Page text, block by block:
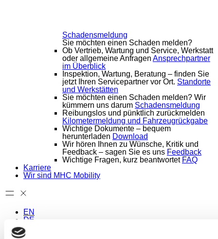
Schadensmeldung
Sie möchten einen Schaden melden?
Ob Vertrieb, Wartung und Service, Werkstatt
oder allgemeine Anfragen Ansprechpartner
im Überblick
Inspektion, Wartung, Beratung – finden Sie
jetzt Ihren Servicepartner vor Ort. Standorte
und Werkstätten
Sie möchten einen Schaden melden? Wir
kümmern uns darum Schadensmeldung
Reibungslos und pünktlich zurückmelden
Kilometermeldung und Fahrzeugrückgabe
Wichtige Dokumente – bequem
herunterladen Download
Wir hören Ihnen zu Wünsche, Kritik und
Feedback – sagen Sie es uns Feedback
Wichtige Fragen, kurz beantwortet FAQ
Karriere
Wir sind MHC Mobility
EN
DE